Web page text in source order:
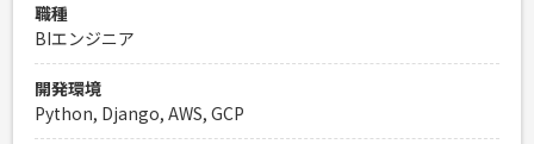
職種
BIエンジニア
開発環境
Python, Django, AWS, GCP